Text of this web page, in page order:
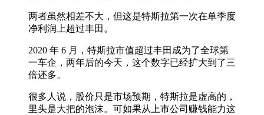
两者虽然相差不大，但这是特斯拉第一次在单季度
净利润上超过丰田。
2020 年 6 月，特斯拉市值超过丰田成为了全球第
一车企，两年后的今天，这个数字已经扩大到了三
倍还多。
很多人说，股价只是市场预期，特斯拉是虚高的，
里头是大把的泡沫。可如果从上市公司赚钱能力这